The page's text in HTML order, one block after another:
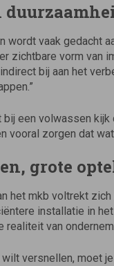
wordt vaak gedacht
zichtbare vorm van
bij aan het
een volwassen
vooral zorgen dat
grote
het mkb voltrekt
installatie in
realiteit van
versnellen, moet